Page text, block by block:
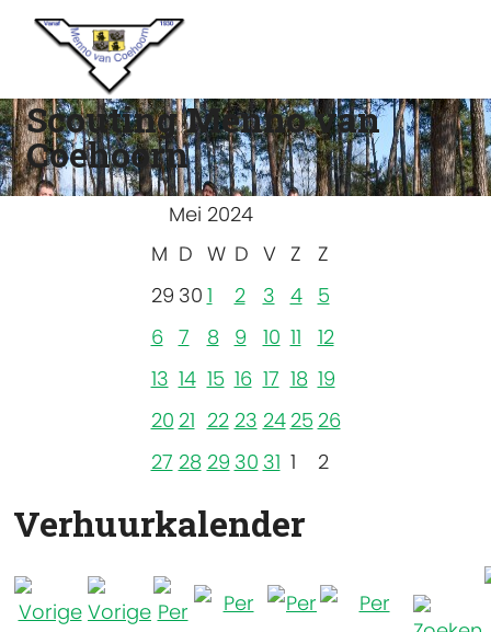
Scouting Menno van
Coehoorn
Mei 2024
M D W D V Z
Z
29 30 1 2 3 4
5
6 7 8 9 10 11
12
13 14 15 16 17 18 19
20 21 22 23 24 25 26
27 28 29 30 31 1 2
Verhuurkalender